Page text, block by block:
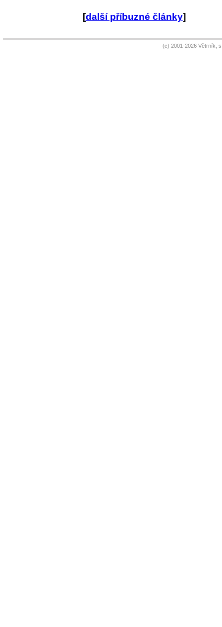
[další příbuzné články]
(c) 2001-2026 Větrník,